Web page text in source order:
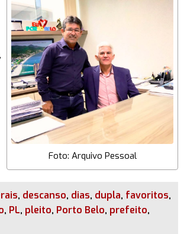
Foto: Arquivo Pessoal
, descanso, dias, dupla, favoritos,
, PL, pleito, Porto Belo, prefeito,